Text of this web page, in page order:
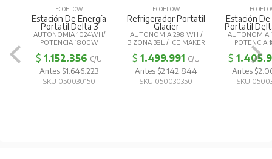
ECOFLOW
Estación De Energía
Portatil Delta 3
AUTONOMÍA 1024WH/
POTENCIA 1800W
$1.152.356 C/U
Antes $1.646.223
SKU 050030150
ECOFLOW
Refrigerador Portatil
Glacier
AUTONOMIA 298 WH /
BIZONA 38L / ICE MAKER
$1.499.991 C/U
Antes $2.142.844
SKU 050030350
ECOFLOW
Estación De
Portatil Delta
AUTONOMÍA
POTENCIA
$
Antes
SKU